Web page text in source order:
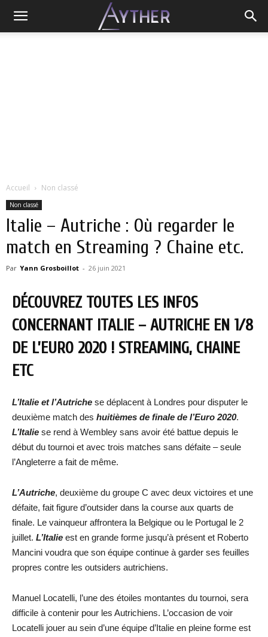
Accueil Non classé
Non classé
Italie – Autriche : Où regarder le
match en Streaming ? Chaine etc.
Par Yann Grosboillot - 26 juin 2021
DÉCOUVREZ TOUTES LES INFOS
CONCERNANT ITALIE – AUTRICHE EN 1/8
DE L’EURO 2020 ! STREAMING, CHAINE
ETC
L’Italie et l’Autriche se déplacent à Londres pour disputer le
deuxième match des huitièmes de finale de l’Euro 2020.
L’Italie se rend à Wembley sans avoir été battue depuis le
début du tournoi et avec trois matches sans défaite – seule
l’Angleterre a fait de même.
L’Autriche, deuxième du groupe C avec deux victoires et une
défaite, fait figure d’outsider dans la course aux quarts de
finale. Le vainqueur affrontera la Belgique ou le Portugal le 2
juillet. L’Italie est en grande forme jusqu’à présent et Roberto
Mancini voudra que son équipe continue à garder ses feuilles
propres contre les outsiders autrichiens.
Manuel Locatelli, l’une des étoiles montantes du tournoi, sera
difficile à contenir pour les Autrichiens. L’occasion de voir
Locatelli jouer au sein d’une équipe d’Italie en pleine forme est